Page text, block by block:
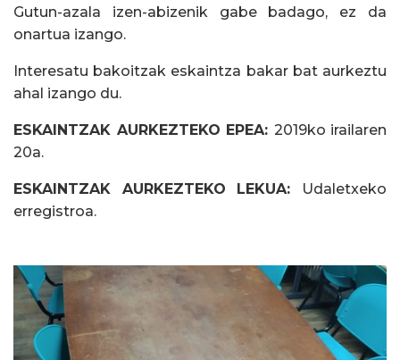
Gutun-azala izen-abizenik gabe badago, ez da
onartua izango.
Interesatu bakoitzak eskaintza bakar bat aurkeztu
ahal izango du.
ESKAINTZAK AURKEZTEKO EPEA: 2019ko irailaren
20a.
ESKAINTZAK AURKEZTEKO LEKUA:
Udaletxeko
erregistroa.